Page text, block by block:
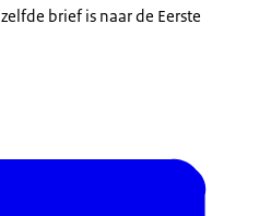
brief is naar de Eerste